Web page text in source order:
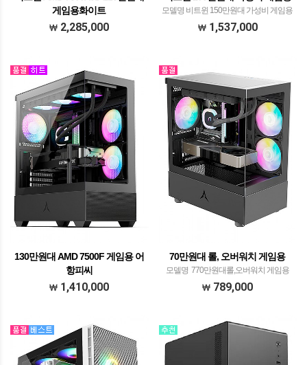
게임용화이트
모델명 비트윈 AMD 7800X3D 250만원
RC1900N 솔더링 화이트 메모리 SK하이
닉스DDR5 32GB PC5-4…
2,285,000
모델명 비트윈 150만원대 가성비 게임용
프로세서 AMD(ZEN4) 라이젠 R5 7500F
1,537,000
130만원대 AMD 7500F 게임용 어
항피씨
모델명 130만원대 게임용 추천피씨 프로
쿨러 블랙​​​ 메모리 팀그룹 DDR5 32GB
PC5-44800 CL46 Elite​​​…
1,410,000
70만원대 롤, 오버워치 게임용
모델명 ​ 770만원대롤,오버워치 게임용
프로세서 인텔 코어12세대 정품i3-
MSI PRO H610M-E DDR…
789,000